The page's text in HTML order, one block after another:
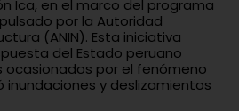
Ica, en el marco del programa
por la Autoridad
(ANIN). Esta iniciativa
del Estado peruano
por el fenómeno
inundaciones y deslizamientos